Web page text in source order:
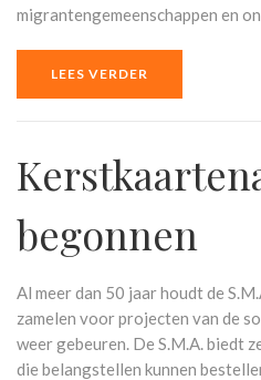
migrantengemeenschappen en
LEES VERDER
begonnen
Al meer dan 50 jaar houdt de
zamelen voor projecten van de
weer gebeuren. De S.M.A. biedt
die belangstellen kunnen